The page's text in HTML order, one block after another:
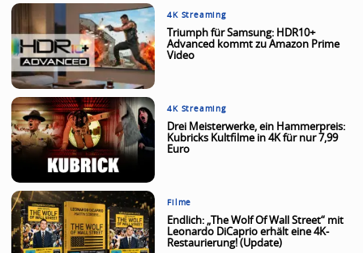
4K Streaming
Triumph für Samsung: HDR10+
Advanced kommt zu Amazon Prime
Video
4K Streaming
Drei Meisterwerke, ein Hammerpreis:
Kubricks Kultfilme in 4K für nur 7,99
Euro
Filme
Endlich: „The Wolf Of Wall Street“ mit
Leonardo DiCaprio erhält eine 4K-
Restaurierung! (Update)